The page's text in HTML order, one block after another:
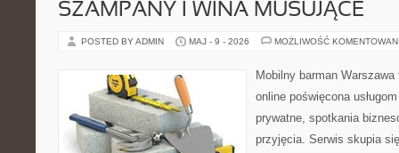
SZAMPANY I WINA MUSUJĄCE
POSTED BY ADMIN MAJ - 9 - 2026 MOŻLIWOŚĆ
Mobilny barman
online poświęcona
prywatne, spotkania
przyjęcia. Serwis skupia